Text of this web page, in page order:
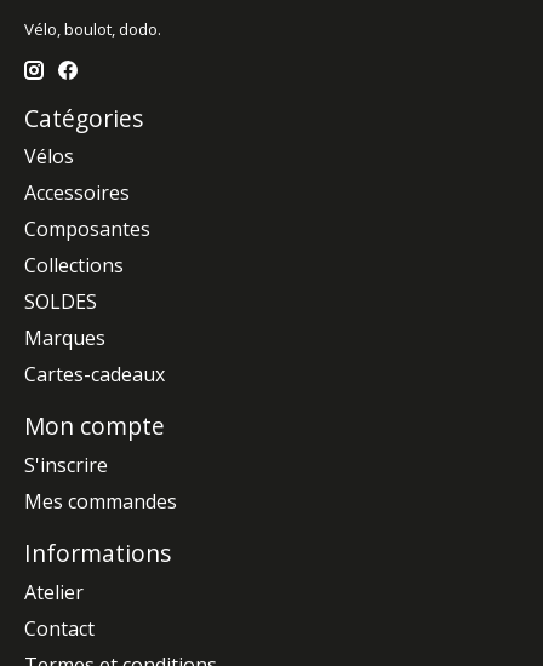
Vélo, boulot, dodo.
Catégories
Vélos
Accessoires
Composantes
Collections
SOLDES
Marques
Cartes-cadeaux
Mon compte
S'inscrire
Mes commandes
Informations
Atelier
Contact